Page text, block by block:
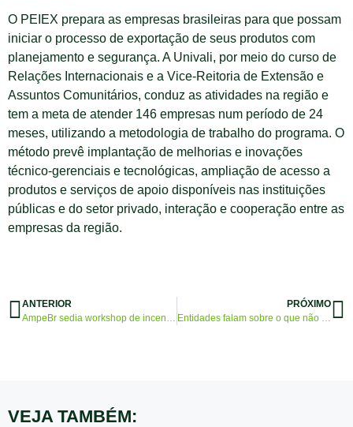
O PEIEX prepara as empresas brasileiras para que possam
iniciar o processo de exportação de seus produtos com
planejamento e segurança. A Univali, por meio do curso de
Relações Internacionais e a Vice-Reitoria de Extensão e
Assuntos Comunitários, conduz as atividades na região e
tem a meta de atender 146 empresas num período de 24
meses, utilizando a metodologia de trabalho do programa. O
método prevê implantação de melhorias e inovações
técnico-gerenciais e tecnológicas, ampliação de acesso a
produtos e serviços de apoio disponíveis nas instituições
públicas e do setor privado, interação e cooperação entre as
empresas da região.
ANTERIOR
AmpeBr sedia workshop de incentivo para exportação
PRÓXIMO
Entidades falam sobre o que não pode faltar no plano de gestão do próximo governo
VEJA TAMBÉM: